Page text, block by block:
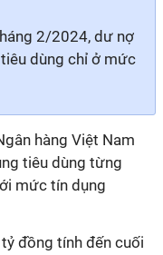
2/2024, dư nợ
dùng chỉ ở mức
hàng Việt Nam
tiêu dùng từng
mức tín dụng
đồng tính đến cuối